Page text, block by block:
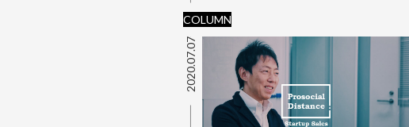
COLUMN
2020.07.07